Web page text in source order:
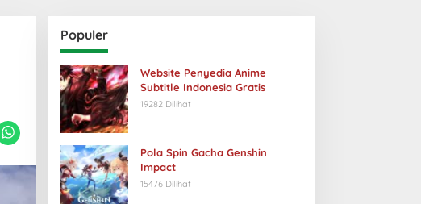
Populer
Website Penyedia Anime
Subtitle Indonesia Gratis
19282 Dilihat
Pola Spin Gacha Genshin
Impact
15476 Dilihat